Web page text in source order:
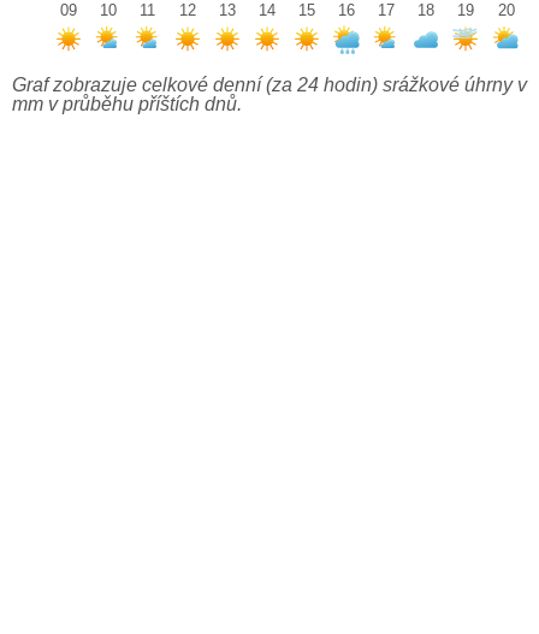
09
10
11
12
13
14
15
16
17
18
19
20
Graf zobrazuje celkové denní (za 24 hodin) srážkové úhrny v
mm v průběhu příštích dnů.